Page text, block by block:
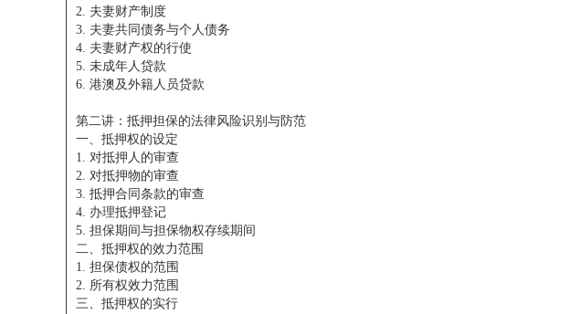
2. 夫妻财产制度
3. 夫妻共同债务与个人债务
4. 夫妻财产权的行使
5. 未成年人贷款
6. 港澳及外籍人员贷款
第二讲：抵押担保的法律风险识别与防范
一、抵押权的设定
1. 对抵押人的审查
2. 对抵押物的审查
3. 抵押合同条款的审查
4. 办理抵押登记
5. 担保期间与担保物权存续期间
二、抵押权的效力范围
1. 担保债权的范围
2. 所有权效力范围
三、抵押权的实行